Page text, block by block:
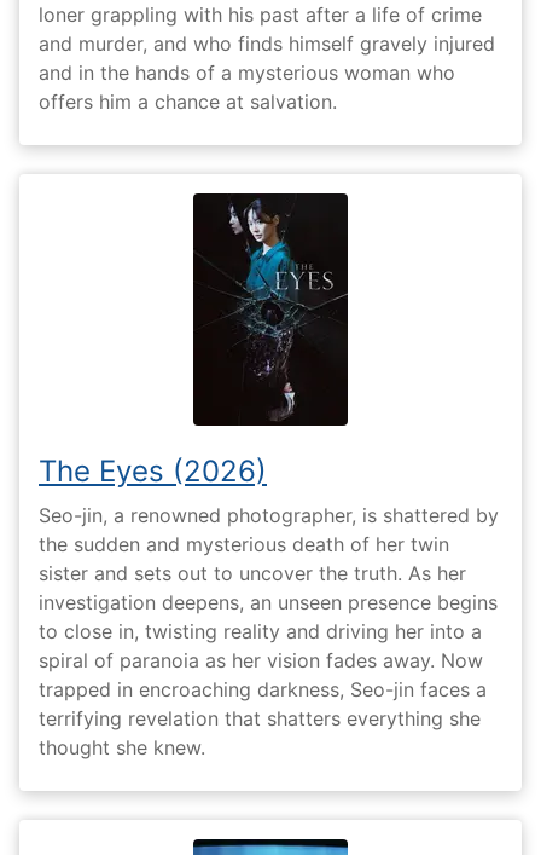
loner grappling with his past after a life of crime
and murder, and who finds himself gravely injured
and in the hands of a mysterious woman who
offers him a chance at salvation.
The Eyes (2026)
Seo-jin, a renowned photographer, is shattered by
the sudden and mysterious death of her twin
sister and sets out to uncover the truth. As her
investigation deepens, an unseen presence begins
to close in, twisting reality and driving her into a
spiral of paranoia as her vision fades away. Now
trapped in encroaching darkness, Seo-jin faces a
terrifying revelation that shatters everything she
thought she knew.